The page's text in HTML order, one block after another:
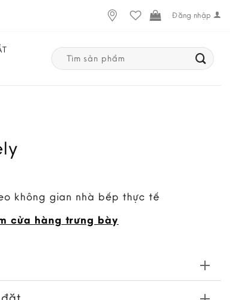
Đăng nhập
Search
for:
không gian nhà bếp thực tế
cửa hàng trưng bày